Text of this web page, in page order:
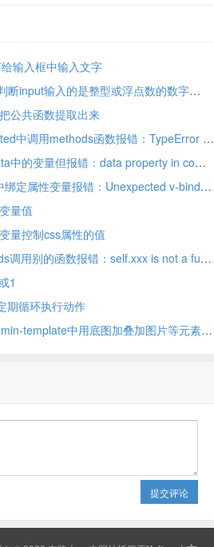
输入框中输入文字
【已解决】Python中如何判断input输入的是整型或浮点数的数字
公共函数提取出来
【已解决】vuejs中computed中调用methods函数报错：TypeError Cannot read property visibleValue of undefined
【已解决】vuejs中加上data中的变量但报错：data property in component must be a function
【已解决】vuejs中给css中绑定属性变量报错：Unexpected v-bind before :
量值
量控制css属性的值
【已解决】vuejs在methods调用别的函数报错：self.xxx is not a function
1
期循环执行动作
【未解决】vuejs的vue-admin-template中用底图加叠加图片等元素实现控制面板图
提交评论